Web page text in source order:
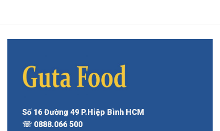
Số 16 Đường 49 P.Hiệp Bình HCM
☏ 0888.066 500